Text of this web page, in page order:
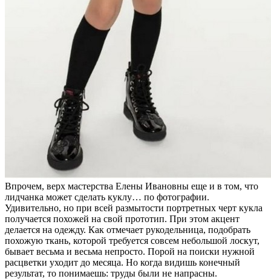
Впрочем, верх мастерства Елены Ивановны еще и в том, что
лидчанка может сделать куклу… по фотографии.
Удивительно, но при всей размытости портретных черт кукла
получается похожей на свой прототип. При этом акцент
делается на одежду. Как отмечает рукодельница, подобрать
похожую ткань, которой требуется совсем небольшой лоскут,
бывает весьма и весьма непросто. Порой на поиски нужной
расцветки уходит до месяца. Но когда видишь конечный
результат, то понимаешь: труды были не напрасны.